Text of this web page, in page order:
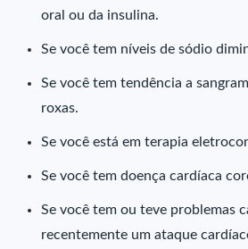
oral ou da insulina.
Se você tem níveis de sódio
Se você tem tendência a
roxas.
Se você está em terapia
Se você tem doença cardíaca
Se você tem ou teve problemas
recentemente um ataque